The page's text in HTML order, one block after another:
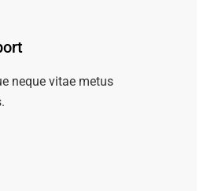
neque vitae metus